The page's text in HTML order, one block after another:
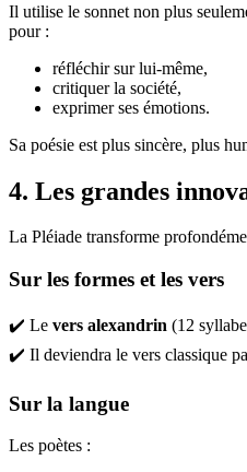
Il utilise le sonnet non plus
pour :
réfléchir sur lui-même,
critiquer la société,
exprimer ses émotions.
Sa poésie est plus sincère, plus
4. Les grandes
La Pléiade transforme
Sur les formes et les vers
✔️ Le vers alexandrin (12
✔️ Il deviendra le vers classique
Sur la langue
Les poètes :